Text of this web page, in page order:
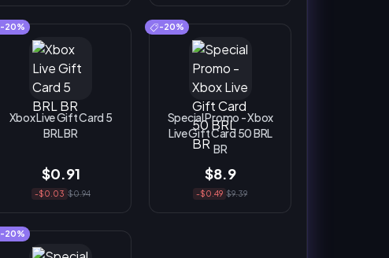
-20%
Xbox Live Gift Card 5
BRL BR
$0.91
-$0.03 $0.94
-20%
Special Promo - Xbox
Live Gift Card 50 BRL
BR
$8.9
-$0.49 $9.39
-20%